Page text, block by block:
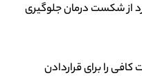
از شکست درمان جلوگیری
را برای قراردادن